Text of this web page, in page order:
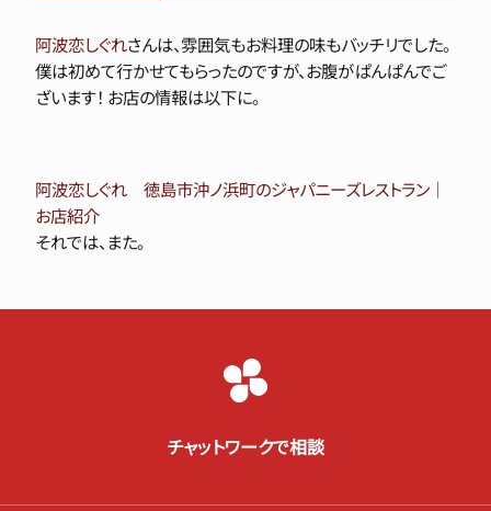
阿波恋しぐれさんは、雰囲気もお料理の味もバッチリでした。
僕は初めて行かせてもらったのですが、お腹がぱんぱんでご
ざいます！ お店の情報は以下に。
阿波恋しぐれ 徳島市沖ノ浜町のジャパニーズレストラン｜
お店紹介
それでは、また。
チャットワークで相談